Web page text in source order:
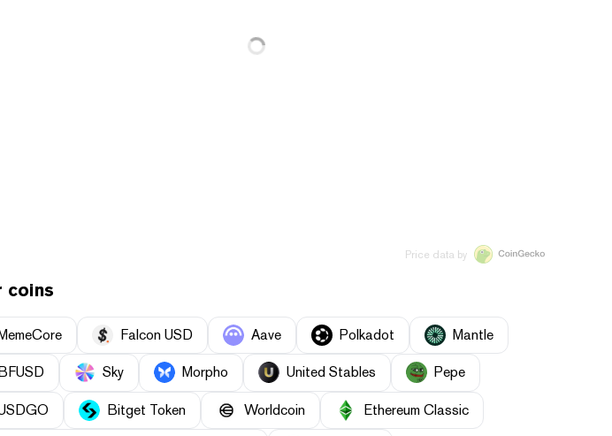
Price data by
coins
MemeCore Falcon USD Aave Polkadot Mantle
BFUSD Sky Morpho United Stables Pepe
Bitget Token Worldcoin Ethereum Classic